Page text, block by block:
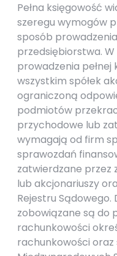
Pełna księgowość
szeregu wymogów
sposób
przedsiębiorstwa.
prowadzenia
wszystkim spółek
ograniczoną
podmiotów
przychodowe lub
wymagają od firm
sprawozdań
zatwierdzane przez
lub akcjonariuszy
Rejestru
zobowiązane są do
rachunkowości
rachunkowości oraz